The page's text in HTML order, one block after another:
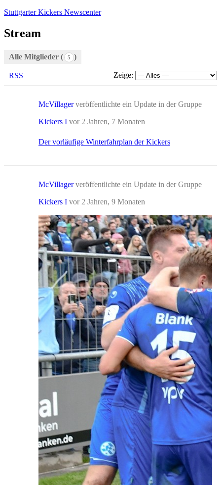
Zum
springen
Stuttgarter Kickers Newscenter
Stream
Alle Mitglieder ( 5 )
RSS Zeige:
McVillagerveröffentlichte ein Update in der Gruppe
Kickers I vor 2 Jahren, 7 Monaten
Der vorläufige Winterfahrplan der Kickers
McVillagerveröffentlichte ein Update in der Gruppe
Kickers I vor 2 Jahren, 9 Monaten